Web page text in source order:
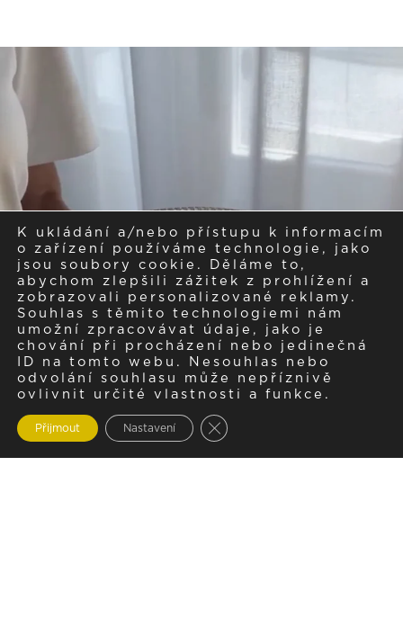
K ukládání a/nebo přístupu k informacím
o zařízení používáme technologie, jako
jsou soubory cookie. Děláme to,
abychom zlepšili zážitek z prohlížení a
zobrazovali personalizované reklamy.
Souhlas s těmito technologiemi nám
umožní zpracovávat údaje, jako je
chování při procházení nebo jedinečná
ID na tomto webu. Nesouhlas nebo
odvolání souhlasu může nepříznivě
ovlivnit určité vlastnosti a funkce.
Přijmout Nastavení Zavřít cookie lištu GDPR